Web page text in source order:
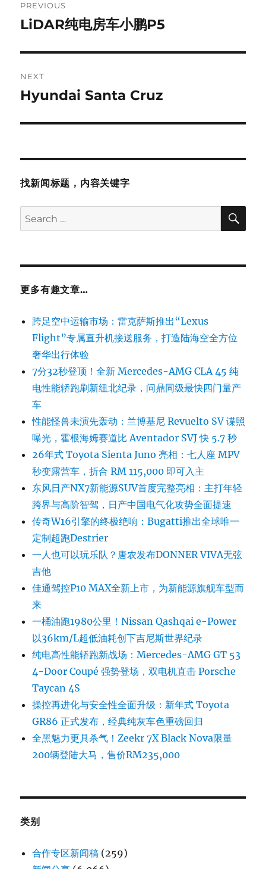
navigation
PREVIOUS
Previous
LiDAR纯电房车小鹏P5
NEXT
Next
Hyundai Santa Cruz
找新闻标题，内容关键字
Search
for:
更多有趣文章…
跨足空中运输市场：雷克萨斯推出“Lexus
Flight”专属直升机接送服务，打造陆海空全方位
奢华出行体验
7分32秒登顶！全新 Mercedes-AMG CLA 45 纯
电性能轿跑刷新纽北纪录，问鼎同级最快四门量产
车
性能怪兽未演先轰动：兰博基尼 Revuelto SV 谍照
曝光，霍根海姆赛道比 Aventador SVJ 快 5.7 秒
26年式 Toyota Sienta Juno 亮相：七人座 MPV
秒变露营车，折合 RM 115,000 即可入主
东风日产NX7新能源SUV首度完整亮相：主打年轻
跨界与高阶智驾，日产中国电气化攻势全面提速
传奇W16引擎的终极绝响：Bugatti推出全球唯一
定制超跑Destrier
一人也可以玩乐队？唐农发布DONNER VIVA无弦
吉他
佳通驾控P10 MAX全新上市，为新能源旗舰车型而
来
一桶油跑1980公里！Nissan Qashqai e-Power
以36km/L超低油耗创下吉尼斯世界纪录
纯电高性能轿跑新战场：Mercedes-AMG GT 53
4-Door Coupé 强势登场，双电机直击 Porsche
Taycan 4S
操控再进化与安全性全面升级：新年式 Toyota
GR86 正式发布，经典纯灰车色重磅回归
全黑魅力更具杀气！Zeekr 7X Black Nova限量
200辆登陆大马，售价RM235,000
类别
合作专区新闻稿 (259)